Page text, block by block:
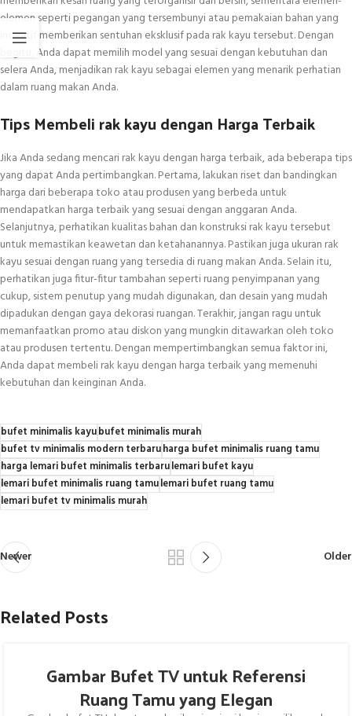
elemen seperti pegangan yang tersembunyi atau pemakaian bahan yang
inovatif memberikan sentuhan eksklusif pada rak kayu tersebut. Dengan
begitu, Anda dapat memilih model yang sesuai dengan kebutuhan dan
selera Anda, menjadikan rak kayu sebagai elemen yang menarik perhatian
dalam ruang makan Anda.
Tips Membeli rak kayu dengan Harga Terbaik
Jika Anda sedang mencari rak kayu dengan harga terbaik, ada beberapa tips
yang dapat Anda pertimbangkan. Pertama, lakukan riset dan bandingkan
harga dari beberapa toko atau produsen yang berbeda untuk
mendapatkan harga terbaik yang sesuai dengan anggaran Anda.
Selanjutnya, perhatikan kualitas bahan dan konstruksi rak kayu tersebut
untuk memastikan keawetan dan ketahanannya. Pastikan juga ukuran rak
kayu sesuai dengan ruang yang tersedia di ruang makan Anda. Selain itu,
perhatikan juga fitur-fitur tambahan seperti ruang penyimpanan yang
cukup, sistem penutup yang mudah digunakan, dan desain yang mudah
dipadukan dengan gaya dekorasi ruangan. Terakhir, jangan ragu untuk
memanfaatkan promo atau diskon yang mungkin ditawarkan oleh toko
atau produsen tertentu. Dengan mempertimbangkan semua faktor ini,
Anda dapat membeli rak kayu dengan harga terbaik yang memenuhi
kebutuhan dan keinginan Anda.
bufet minimalis kayubufet minimalis murah
bufet tv minimalis modern terbaruharga bufet minimalis ruang tamu
harga lemari bufet minimalis terbarulemari bufet kayu
lemari bufet minimalis ruang tamulemari bufet ruang tamu
lemari bufet tv minimalis murah
Newer Older
Related Posts
Gambar Bufet TV untuk Referensi
Ruang Tamu yang Elegan